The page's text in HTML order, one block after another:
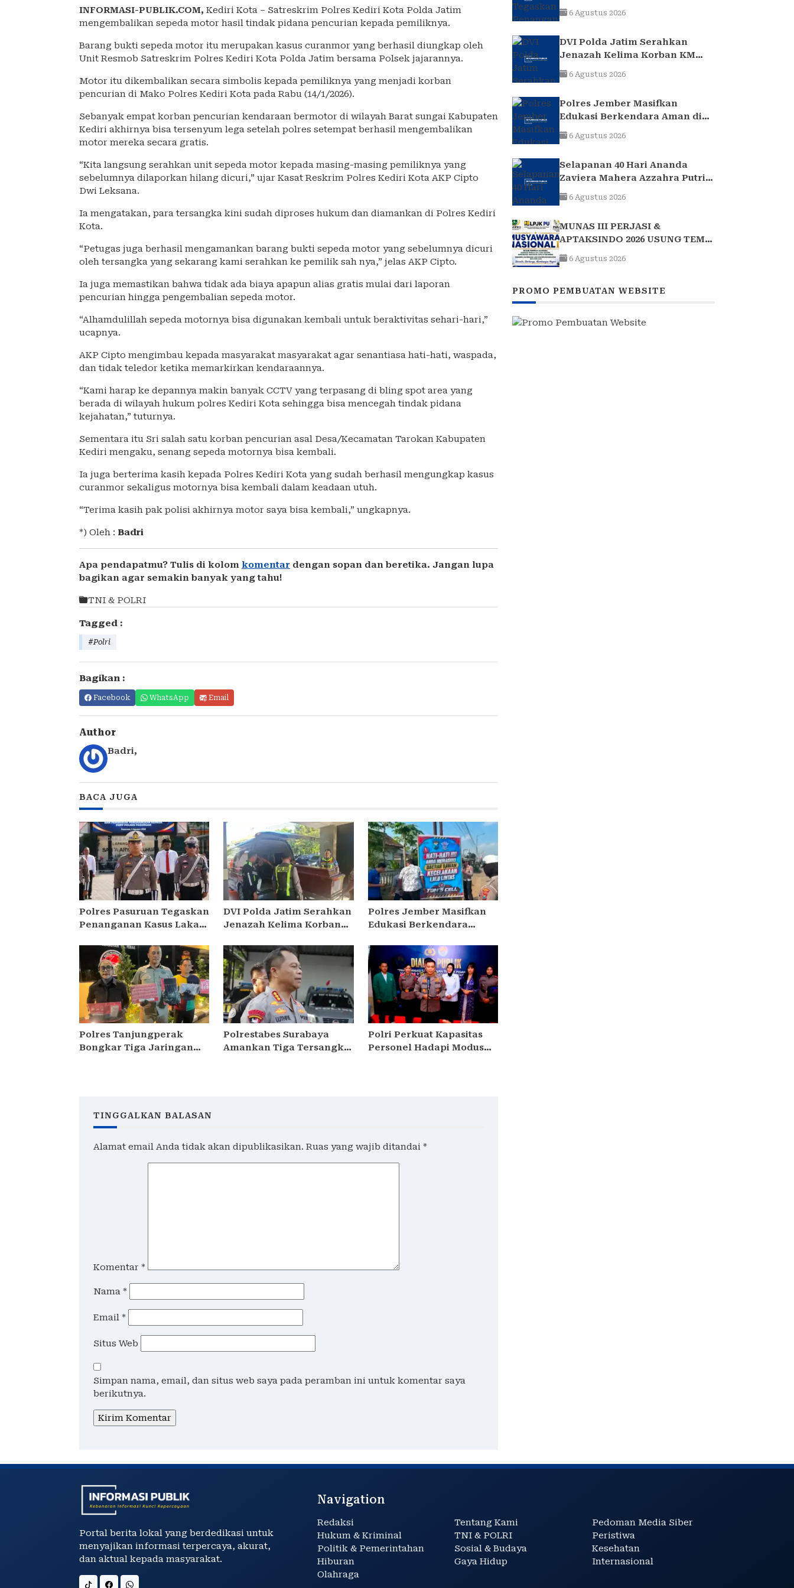
INFORMASI-PUBLIK.COM, Kediri Kota – Satreskrim Polres Kediri Kota Polda Jatim
mengembalikan sepeda motor hasil tindak pidana pencurian kepada pemiliknya.
Barang bukti sepeda motor itu merupakan kasus curanmor yang berhasil diungkap oleh
Unit Resmob Satreskrim Polres Kediri Kota Polda Jatim bersama Polsek jajarannya.
Motor itu dikembalikan secara simbolis kepada pemiliknya yang menjadi korban
pencurian di Mako Polres Kediri Kota pada Rabu (14/1/2026).
Sebanyak empat korban pencurian kendaraan bermotor di wilayah Barat sungai Kabupaten
Kediri akhirnya bisa tersenyum lega setelah polres setempat berhasil mengembalikan
motor mereka secara gratis.
“Kita langsung serahkan unit sepeda motor kepada masing-masing pemiliknya yang
sebelumnya dilaporkan hilang dicuri,” ujar Kasat Reskrim Polres Kediri Kota AKP Cipto
Dwi Leksana.
Ia mengatakan, para tersangka kini sudah diproses hukum dan diamankan di Polres Kediri
Kota.
“Petugas juga berhasil mengamankan barang bukti sepeda motor yang sebelumnya dicuri
oleh tersangka yang sekarang kami serahkan ke pemilik sah nya,” jelas AKP Cipto.
Ia juga memastikan bahwa tidak ada biaya apapun alias gratis mulai dari laporan
pencurian hingga pengembalian sepeda motor.
“Alhamdulillah sepeda motornya bisa digunakan kembali untuk beraktivitas sehari-hari,”
ucapnya.
AKP Cipto mengimbau kepada masyarakat masyarakat agar senantiasa hati-hati, waspada,
dan tidak teledor ketika memarkirkan kendaraannya.
“Kami harap ke depannya makin banyak CCTV yang terpasang di bling spot area yang
berada di wilayah hukum polres Kediri Kota sehingga bisa mencegah tindak pidana
kejahatan,” tuturnya.
Sementara itu Sri salah satu korban pencurian asal Desa/Kecamatan Tarokan Kabupaten
Kediri mengaku, senang sepeda motornya bisa kembali.
Ia juga berterima kasih kepada Polres Kediri Kota yang sudah berhasil mengungkap kasus
curanmor sekaligus motornya bisa kembali dalam keadaan utuh.
“Terima kasih pak polisi akhirnya motor saya bisa kembali,” ungkapnya.
*) Oleh : Badri
Apa pendapatmu? Tulis di kolom komentar dengan sopan dan beretika. Jangan lupa
bagikan agar semakin banyak yang tahu!
TNI & POLRI
Tagged :
#Polri
Bagikan :
Facebook WhatsApp Email
Author
Badri,
BACA JUGA
Polres Pasuruan Tegaskan
Penanganan Kasus Laka
dan Berkekuatan Hukum
Tetap
DVI Polda Jatim Serahkan
Jenazah Kelima Korban
Polres Jember Masifkan
Edukasi Berkendara
Kecelakaan
Polres Tanjungperak
Bongkar Tiga Jaringan
Polrestabes Surabaya
Amankan Tiga Tersangka
Polri Perkuat Kapasitas
Personel Hadapi Modus
TINGGALKAN BALASAN
Alamat email Anda tidak akan dipublikasikan. Ruas yang wajib ditandai *
Komentar *
Nama *
Email *
Situs Web
Simpan nama, email, dan situs web saya pada peramban ini untuk komentar saya
berikutnya.
2017 Telah Tuntas dan
Berkekuatan Hukum Tetap
6 Agustus 2026
DVI Polda Jatim Serahkan
Jenazah Kelima Korban KM
Mutiara Sentosa II
6 Agustus 2026
Polres Jember Masifkan
Edukasi Berkendara Aman di
Titik Rawan Kecelakaan
6 Agustus 2026
Selapanan 40 Hari Ananda
Zaviera Mahera Azzahra Putri
Berlangsung Khidmat dan
Penuh Kebersamaan
6 Agustus 2026
MUNAS III PERJASI &
APTAKSINDO 2026 USUNG TEMA
“BERSATU, BERKARYA,
MEMBANGUN NEGERI”: 15 BPP
6 Agustus 2026
PROMO PEMBUATAN WEBSITE
Portal berita lokal yang berdedikasi untuk
menyajikan informasi terpercaya, akurat,
dan aktual kepada masyarakat.
Navigation
Redaksi Tentang Kami
Pedoman Media Siber
Hukum & Kriminal
TNI & POLRI
Peristiwa
Politik & Pemerintahan
Sosial & Budaya
Kesehatan
Hiburan
Gaya Hidup
Internasional
Olahraga